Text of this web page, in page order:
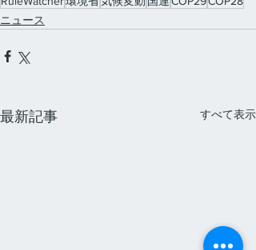
ニュース
最新記事 すべて表示